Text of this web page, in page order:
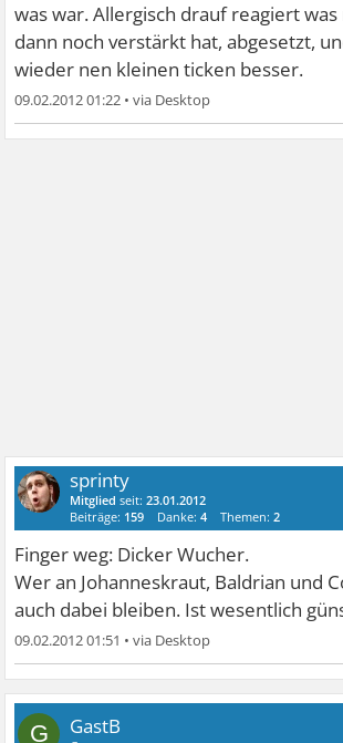
was war. Allergisch drauf reagiert
dann noch verstärkt hat, abgesetzt,
wieder nen kleinen ticken besser.
09.02.2012 01:22 •
sprinty
Mitglied seit:23.01.2012
Beiträge: 159 Danke:4 Themen:2
Finger weg: Dicker Wucher.
Wer an Johanneskraut, Baldrian und
auch dabei bleiben. Ist wesentlich
09.02.2012 01:51 •
G GastB